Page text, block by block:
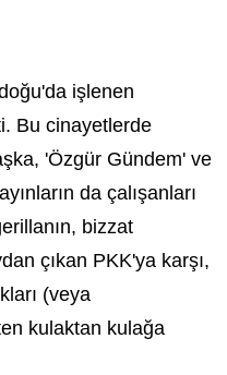
işlenen
Bu cinayetlerde
'Özgür Gündem' ve
da çalışanları
bizzat
çıkan PKK'ya karşı,
(veya
kulaktan kulağa